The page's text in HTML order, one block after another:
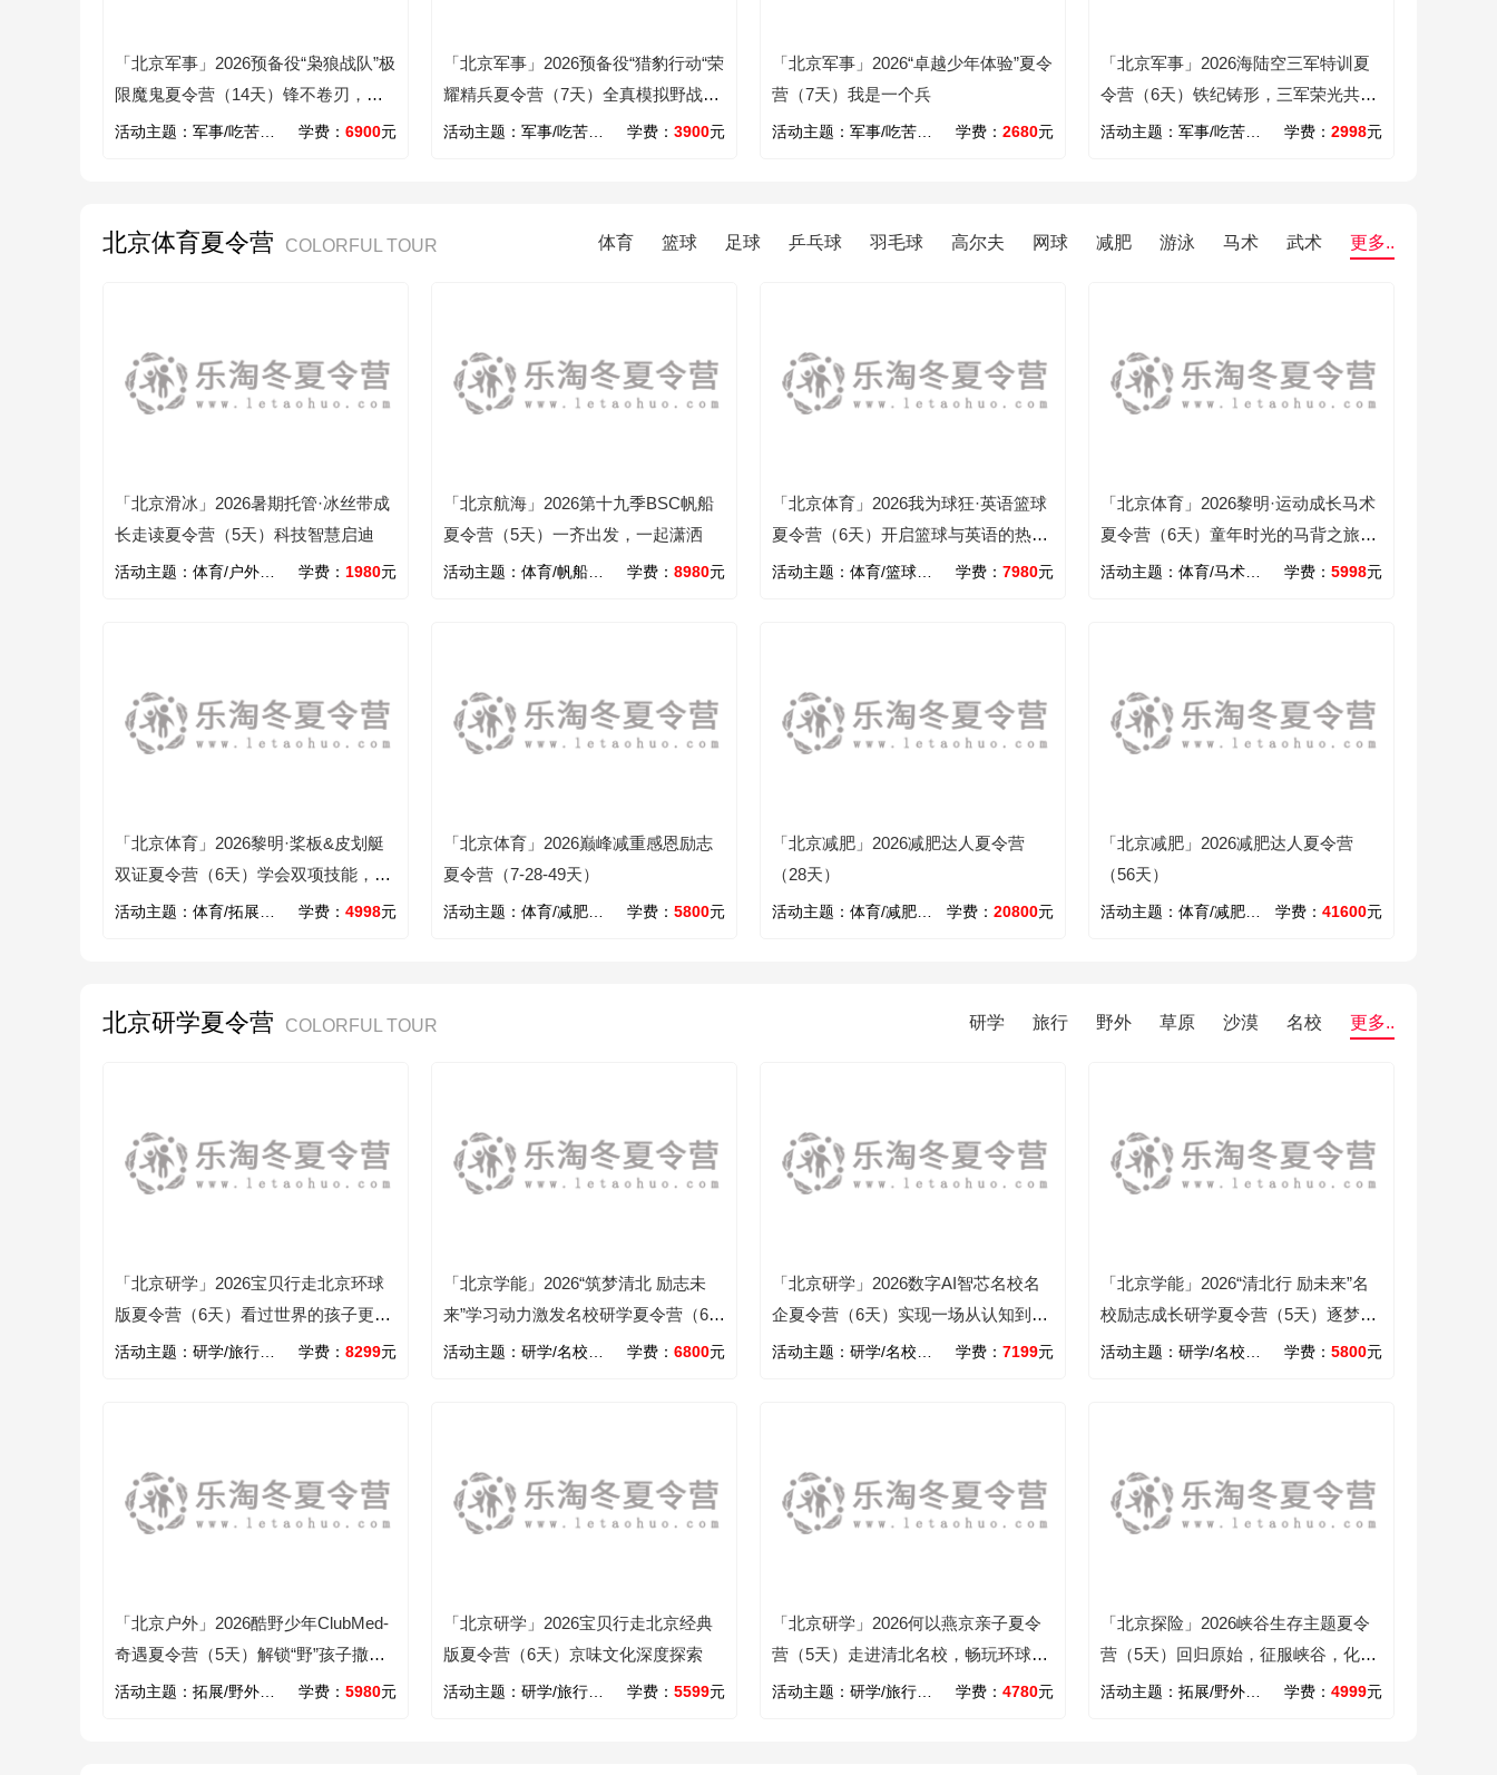
「北京军事」2026预备役“枭狼战队”极
限魔鬼夏令营（14天）锋不卷刃，须
得加钢淬火
学费： 6900元
活动主题： 军事/吃苦/野外/心智/励志
「北京军事」2026预备役“猎豹行动“荣
耀精兵夏令营（7天）全真模拟野战
军，野外生存实战训练
学费： 3900元
活动主题： 军事/吃苦/野外/心智/励志
「北京军事」2026“卓越少年体验”夏令
营（7天）我是一个兵
学费： 2680元
活动主题： 军事/吃苦/心智
「北京军事」2026海陆空三军特训夏
令营（6天）铁纪铸形，三军荣光共闪
耀
学费： 2998元
活动主题： 军事/吃苦/心智
北京体育夏令营 COLORFUL TOUR 体育 篮球 足球 乒乓球 羽毛球 高尔夫 网球 减肥 游泳 马术 武术 更多..
「北京滑冰」2026暑期托管·冰丝带成
长走读夏令营（5天）科技智慧启迪
学费： 1980元
活动主题： 体育/户外/拓展
「北京航海」2026第十九季BSC帆船
夏令营（5天）一齐出发，一起潇洒
学费： 8980元
活动主题： 体育/帆船/航海/学能
「北京体育」2026我为球狂·英语篮球
夏令营（6天）开启篮球与英语的热血
之旅
学费： 7980元
活动主题： 体育/篮球/学能/美式/英语
「北京体育」2026黎明·运动成长马术
夏令营（6天）童年时光的马背之旅，
培养像骑士一样的自信与坚韧
学费： 5998元
活动主题： 体育/马术/学能
「北京体育」2026黎明·桨板&皮划艇
双证夏令营（6天）学会双项技能，快
乐感受翻一番
学费： 4998元
活动主题： 体育/拓展/学能/皮划艇
「北京体育」2026巅峰减重感恩励志
夏令营（7-28-49天）
学费： 5800元
活动主题： 体育/减肥/拓展/励志
「北京减肥」2026减肥达人夏令营
（28天）
学费： 20800元
活动主题： 体育/减肥/游泳
「北京减肥」2026减肥达人夏令营
（56天）
学费： 41600元
活动主题： 体育/减肥/游泳
北京研学夏令营 COLORFUL TOUR 研学 旅行 野外 草原 沙漠 名校 更多..
「北京研学」2026宝贝行走北京环球
版夏令营（6天）看过世界的孩子更强
大
学费： 8299元
活动主题： 研学/旅行/文化/国学
「北京学能」2026“筑梦清北 励志未
来”学习动力激发名校研学夏令营（6
天）树立名校梦-激发学习动力
学费： 6800元
活动主题： 研学/名校/旅行/学能/励志
「北京研学」2026数字AI智芯名校名
企夏令营（6天）实现一场从认知到实
践的跨越
学费： 7199元
活动主题： 研学/名校/旅行/学能/科技/机器人
「北京学能」2026“清北行 励未来”名
校励志成长研学夏令营（5天）逐梦北
大 励志清华
学费： 5800元
活动主题： 研学/名校/旅行/学能/励志/文化
「北京户外」2026酷野少年ClubMed-
奇遇夏令营（5天）解锁“野”孩子撒欢
成长计划！
学费： 5980元
活动主题： 拓展/野外/自然
「北京研学」2026宝贝行走北京经典
版夏令营（6天）京味文化深度探索
学费： 5599元
活动主题： 研学/旅行/文化/国学
「北京研学」2026何以燕京亲子夏令
营（5天）走进清北名校，畅玩环球影
城，古今碰撞之旅
学费： 4780元
活动主题： 研学/旅行/文化/亲子
「北京探险」2026峡谷生存主题夏令
营（5天）回归原始，征服峡谷，化身
户外探险家，成为丛林之王学费： 4999元
活动主题： 拓展/野外/学能/探险/自然